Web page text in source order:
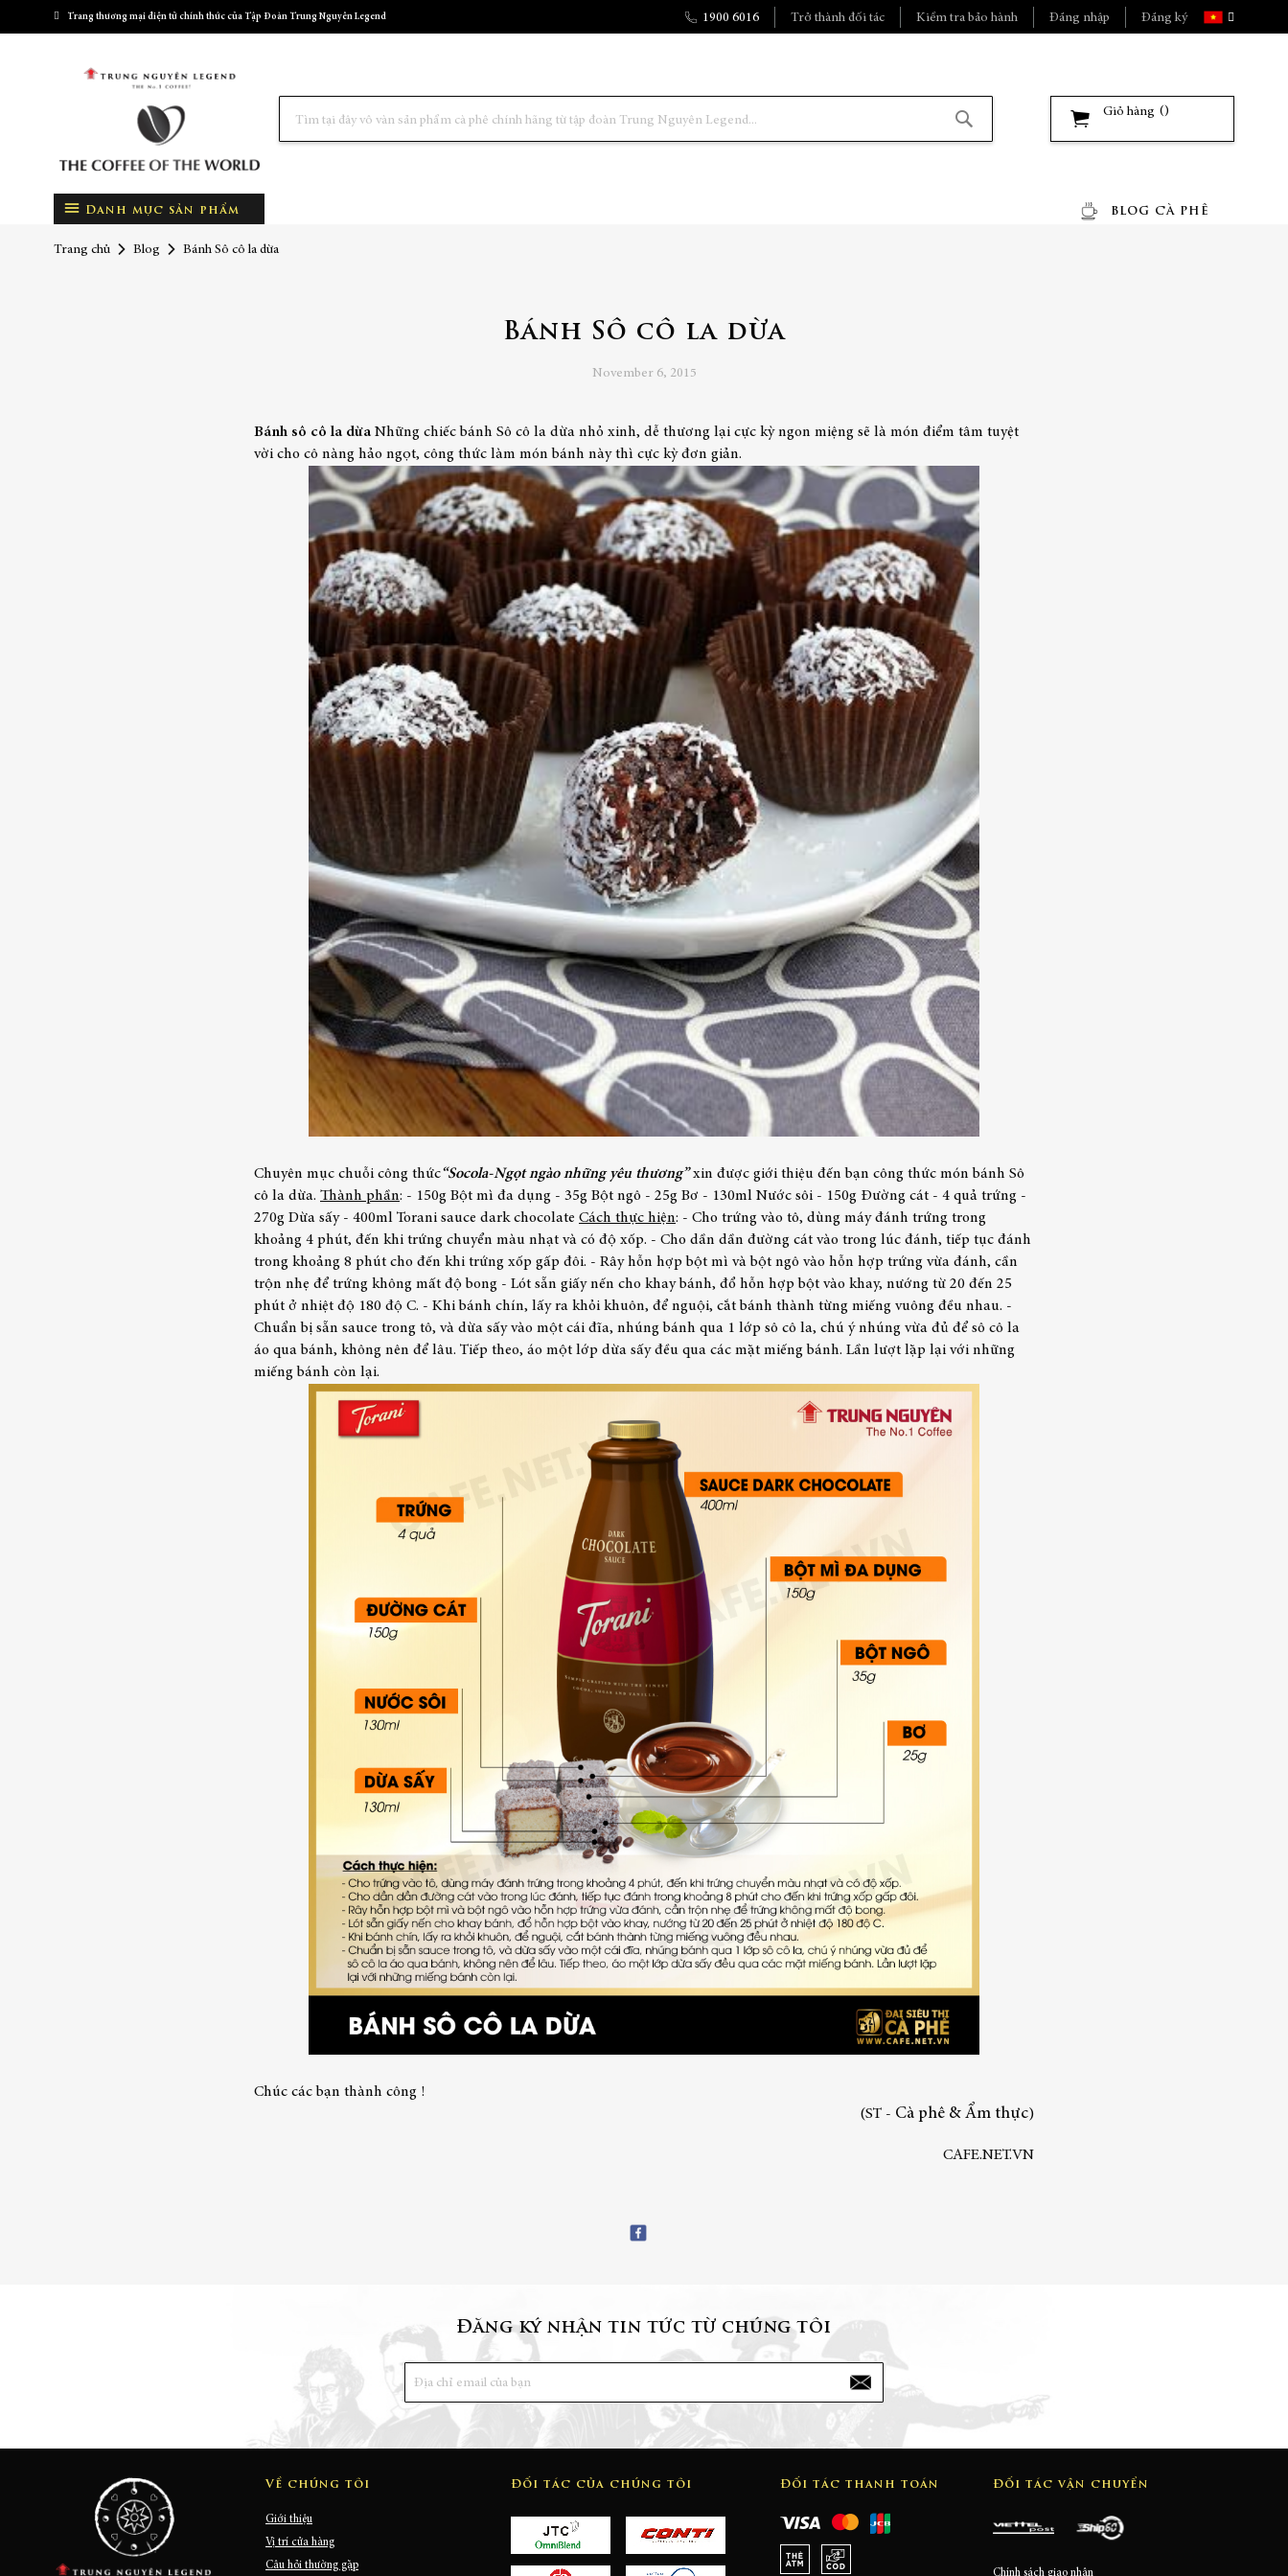
Trang thương mại điện tử chính thức của Tập Đoàn Trung Nguyên Legend
Ngôn
ngữ
Trở thành đối tác Đăng nhập
1900 6016 Kiểm tra bảo hành Đăng ký
Giỏ hàng
Danh mục sản phẩm BLOG CÀ PHÊ
Trang chủ Blog Bánh Sô cô la dừa
Bánh Sô cô la dừa
November 6, 2015
Bánh sô cô la dừa Những chiếc bánh Sô cô la dừa nhỏ xinh, dễ thương lại cực kỳ ngon miệng sẽ là món điểm tâm tuyệt
vời cho cô nàng hảo ngọt, công thức làm món bánh này thì cực kỳ đơn giản.
Chuyên mục chuỗi công thức“Socola-Ngọt ngào những yêu thương”xin được giới thiệu đến bạn công thức món bánh Sô
cô la dừa. Thành phần: - 150g Bột mì đa dụng - 35g Bột ngô - 25g Bơ - 130ml Nước sôi - 150g Đường cát - 4 quả trứng -
270g Dừa sấy - 400ml Torani sauce dark chocolate Cách thực hiện: - Cho trứng vào tô, dùng máy đánh trứng trong
khoảng 4 phút, đến khi trứng chuyển màu nhạt và có độ xốp. - Cho dần dần đường cát vào trong lúc đánh, tiếp tục đánh
trong khoảng 8 phút cho đến khi trứng xốp gấp đôi. - Rây hỗn hợp bột mì và bột ngô vào hỗn hợp trứng vừa đánh, cần
trộn nhẹ để trứng không mất độ bong - Lót sẵn giấy nến cho khay bánh, đổ hỗn hợp bột vào khay, nướng từ 20 đến 25
phút ở nhiệt độ 180 độ C. - Khi bánh chín, lấy ra khỏi khuôn, để nguội, cắt bánh thành từng miếng vuông đều nhau. -
Chuẩn bị sẵn sauce trong tô, và dừa sấy vào một cái đĩa, nhúng bánh qua 1 lớp sô cô la, chú ý nhúng vừa đủ để sô cô la
áo qua bánh, không nên để lâu. Tiếp theo, áo một lớp dừa sấy đều qua các mặt miếng bánh. Lần lượt lặp lại với những
miếng bánh còn lại.
Chúc các bạn thành công !
(ST - Cà phê & Ẩm thực)
CAFE.NET.VN
Đăng ký nhận tin tức từ chúng tôi
Về chúng tôi
Giới thiệu
Vị trí cửa hàng
Câu hỏi thường gặp
Đối tác của chúng tôi Đối tác thanh toán Đối tác vận chuyển
Chính sách giao nhận